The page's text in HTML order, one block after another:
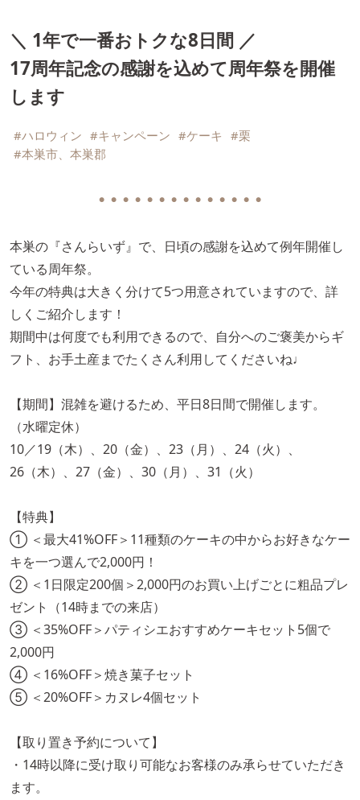
＼ 1年で一番おトクな8日間 ／
17周年記念の感謝を込めて周年祭を開催
します
#ハロウィン #キャンペーン #ケーキ #栗
#本巣市、本巣郡
● ● ● ● ● ● ● ● ● ● ● ● ● ●
本巣の『さんらいず』で、日頃の感謝を込めて例年開催し
ている周年祭。
今年の特典は大きく分けて5つ用意されていますので、詳
しくご紹介します！
期間中は何度でも利用できるので、自分へのご褒美からギ
フト、お手土産までたくさん利用してくださいね♩
【期間】混雑を避けるため、平日8日間で開催します。
（水曜定休）
10／19（木）、20（金）、23（月）、24（火）、
26（木）、27（金）、30（月）、31（火）
【特典】
① ＜最大41%OFF＞11種類のケーキの中からお好きなケー
キを一つ選んで2,000円！
② ＜1日限定200個＞2,000円のお買い上げごとに粗品プレ
ゼント（14時までの来店）
③ ＜35%OFF＞パティシエおすすめケーキセット5個で
2,000円
④ ＜16%OFF＞焼き菓子セット
⑤ ＜20%OFF＞カヌレ4個セット
【取り置き予約について】
・14時以降に受け取り可能なお客様のみ承らせていただき
ます。